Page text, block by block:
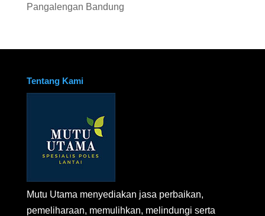
Pangalengan Bandung
Tentang Kami
Mutu Utama menyediakan jasa perbaikan,
pemeliharaan, memulihkan, melindungi serta